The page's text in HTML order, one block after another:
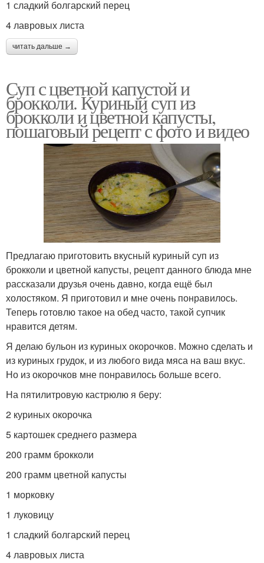
1 сладкий болгарский перец
4 лавровых листа
читать дальше →
Суп с цветной капустой и
брокколи. Куриный суп из
брокколи и цветной капусты,
пошаговый рецепт с фото и видео
Предлагаю приготовить вкусный куриный суп из
брокколи и цветной капусты, рецепт данного блюда мне
рассказали друзья очень давно, когда ещё был
холостяком. Я приготовил и мне очень понравилось.
Теперь готовлю такое на обед часто, такой супчик
нравится детям.
Я делаю бульон из куриных окорочков. Можно сделать и
из куриных грудок, и из любого вида мяса на ваш вкус.
Но из окорочков мне понравилось больше всего.
На пятилитровую кастрюлю я беру:
2 куриных окорочка
5 картошек среднего размера
200 грамм брокколи
200 грамм цветной капусты
1 морковку
1 луковицу
1 сладкий болгарский перец
4 лавровых листа